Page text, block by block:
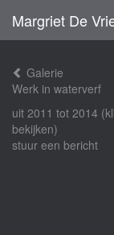
Margriet De
Galerie
Werk in waterverf
uit 2011 tot 2014
bekijken)
stuur een bericht